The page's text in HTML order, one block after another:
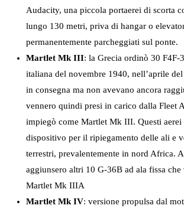
Audacity, una piccola portaerei di scorta
lungo 130 metri, priva di hangar o
permanentemente parcheggiati sul ponte.
Martlet Mk III: la Grecia ordinò 30 F4F-
italiana del novembre 1940, nell’aprile
in consegna ma non avevano ancora
vennero quindi presi in carico dalla Fleet
impiegò come Martlet Mk III. Questi
dispositivo per il ripiegamento delle ali e
terrestri, prevalentemente in nord Africa.
aggiunsero altri 10 G-36B ad ala fissa
Martlet Mk IIIA
Martlet Mk IV: versione propulsa dal